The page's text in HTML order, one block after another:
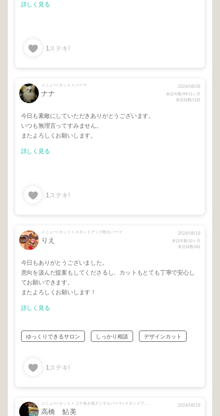
詳しく見る
1ステキ!
メニュー/ カット + パーマ
ナナ
2024/06/29
来店年数/4年11ヶ月
来店回数/11回
今日も素敵にしていただきありがとうございます。
いつも無理言ってすみません。
またよろしくお願いします。
詳しく見る
1ステキ!
メニュー/ カット + スタンドアップ根元パーマ
りえ
2024/06/19
来店年数/10ヶ月
来店回数/4回
今日もありがとうございました。
意向を汲んだ提案もしてくださるし、カットもとても丁寧で安心し
てお願いできます。
またよろしくお願いします！
詳しく見る
ゆっくりできるサロン しっかり相談 デザインカット
1ステキ!
メニュー/ カット + コテ巻き風デジタルパーマ+スタンドアップ根元パーマ
高橋 鮎美
2024/06/19